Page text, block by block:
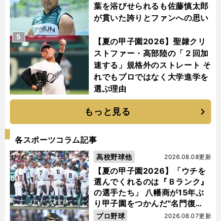
葉を浴びせられるも佐藤慎太郎
が貫いた誇りとファンへの思い
【夏の甲子園2026】聖隷クリ
ストファー・高部陸の「２回加
速する」規格外のストレート そ
れでもプロではなく大学進学を
選ぶ理由
5
もっと見る
各スポーツコラム記事
【夏の甲子園2026】「ウチを
選んでくれるのは『Ｂランク』
の選手たち」 八幡商が15年ぶ
り甲子園をつかんだ"名門復
活"の舞台裏
2026.08.08更新
高校野球他
2026.08.07更新
プロ野球